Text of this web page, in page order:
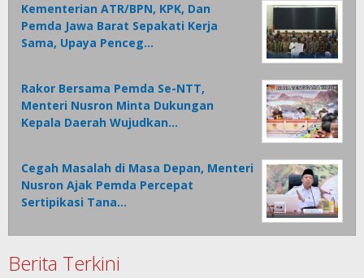
Kementerian ATR/BPN, KPK, Dan
Pemda Jawa Barat Sepakati Kerja
Sama, Upaya Penceg…
Rakor Bersama Pemda Se-NTT,
Menteri Nusron Minta Dukungan
Kepala Daerah Wujudkan…
Cegah Masalah di Masa Depan, Menteri
Nusron Ajak Pemda Percepat
Sertipikasi Tana…
Berita Terkini